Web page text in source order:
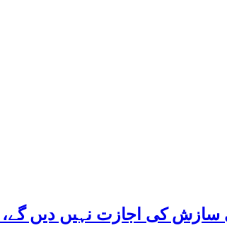
سازش کی اجازت نہیں دیں